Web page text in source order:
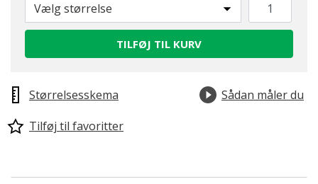
Vælg størrelse
TILFØJ TIL KURV
Størrelsesskema
Sådan måler du
Tilføj til favoritter